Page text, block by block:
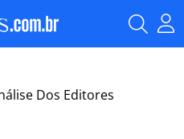
Dos Editores